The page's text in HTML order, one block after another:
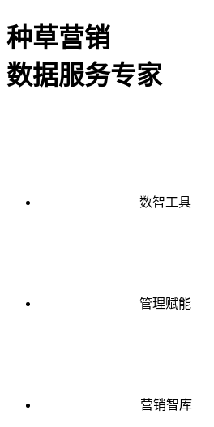
种草营销
数据服务专家
数智工具
管理赋能
营销智库